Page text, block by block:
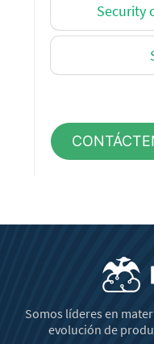
Security
Somos líderes en
evolución de